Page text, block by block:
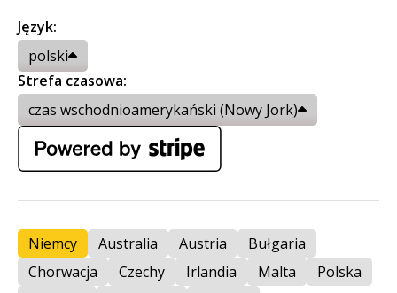
Język:
polski
Strefa czasowa:
czas wschodnioamerykański (Nowy Jork)
Niemcy Australia Austria
Bułgaria
Chorwacja
Czechy Irlandia Malta
Polska